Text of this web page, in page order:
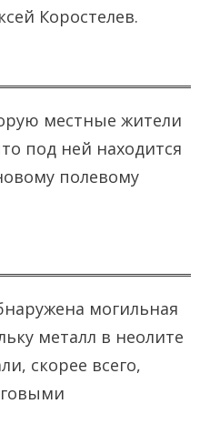
Коростелев.
местные жители
под ней находится
полевому
могильная
металл в неолите
скорее всего,